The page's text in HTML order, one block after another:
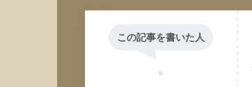
この記事を書いた人